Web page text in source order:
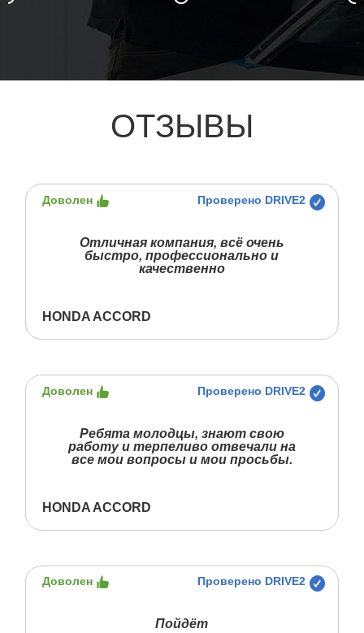
ОТЗЫВЫ
Доволен Проверено DRIVE2
Отличная компания, всё очень
быстро, профессионально и
качественно
HONDA ACCORD
Доволен Проверено DRIVE2
Ребята молодцы, знают свою
работу и терпеливо отвечали на
все мои вопросы и мои просьбы.
HONDA ACCORD
Доволен Проверено DRIVE2
Пойдёт